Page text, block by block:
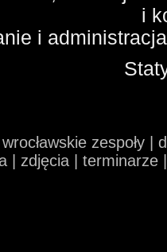
i
i
zespoły
| zdjęcia |